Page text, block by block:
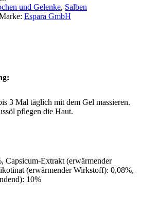
und Gelenke, Salben
Espara GmbH
3 Mal täglich mit dem Gel massieren.
pflegen die Haut.
Capsicum-Extrakt (erwärmender
(erwärmender Wirkstoff): 0,08%,
10%